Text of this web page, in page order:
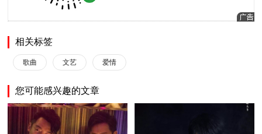
相关标签
歌曲 文艺 爱情
您可能感兴趣的文章